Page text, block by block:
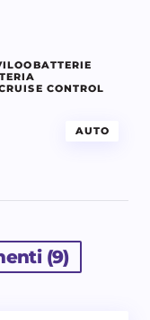
BATTERIE
CONTROL
AUTO
(9)